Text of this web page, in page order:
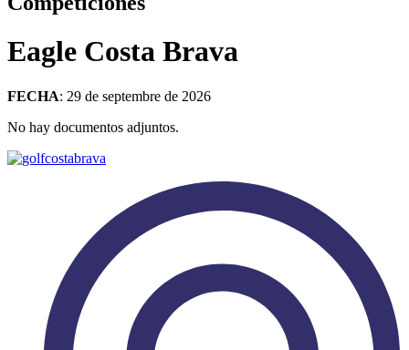
Eagle Costa Brava
FECHA: 29 de septembre de 2026
No hay documentos adjuntos.